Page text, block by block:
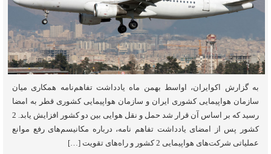
به گزارش اکوایران، اواسط بهمن ماه یادداشت تفاهم‌نامه همکاری میان
سازمان هواپیمایی کشوری ایران و سازمان هواپیمایی کشوری قطر به امضا
رسید که بر اساس آن قرار شد حمل و نقل هوایی بین دو کشور افزایش یابد. 2
کشور پس از امضای یادداشت تفاهم نامه، درباره مکانیسم‌های رفع موانع
عملیاتی شرکت‌های هواپیمایی 2 کشور و راه‌های تقویت […]